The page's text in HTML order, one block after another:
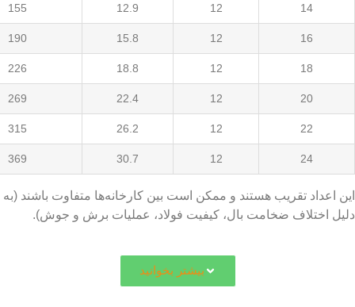
12
12.9
12
15.8
12
18.8
12
22.4
12
26.2
12
30.7
369
و ممکن است بین کارخانه‌ها متفاوت باشند (به
بال، کیفیت فولاد، عملیات برش و جوش).